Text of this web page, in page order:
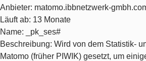
Anbieter: matomo.ibbnetzwerk-
Läuft ab: 13 Monate
Name: _pk_ses#
Beschreibung: Wird von dem Statistik-
Matomo (früher PIWIK) gesetzt, um